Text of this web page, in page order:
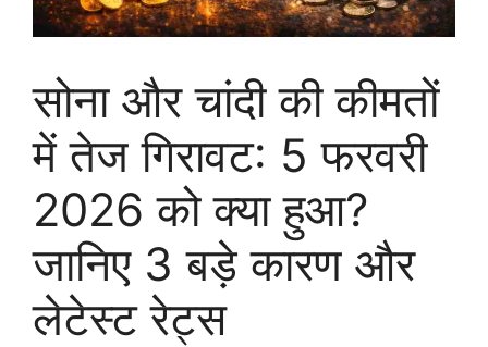
सोना और चांदी की कीमतों
में तेज गिरावट: 5 फरवरी
2026 को क्या हुआ?
जानिए 3 बड़े कारण और
लेटेस्ट रेट्स